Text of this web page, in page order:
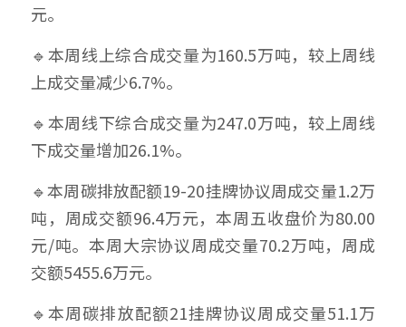
元。
🔹本周线上综合成交量为160.5万吨，较上周线
上成交量减少6.7%。
🔹本周线下综合成交量为247.0万吨，较上周线
下成交量增加26.1%。
🔹本周碳排放配额19-20挂牌协议周成交量1.2万
吨，周成交额96.4万元，本周五收盘价为80.00
元/吨。本周大宗协议周成交量70.2万吨，周成
交额5455.6万元。
🔹本周碳排放配额21挂牌协议周成交量51.1万